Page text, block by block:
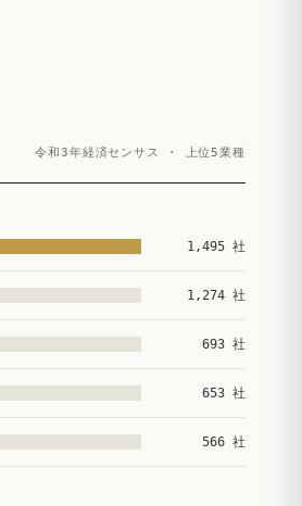
令和3年経済センサス · 上位5業種
1,495 社
1,274 社
693 社
653 社
566 社